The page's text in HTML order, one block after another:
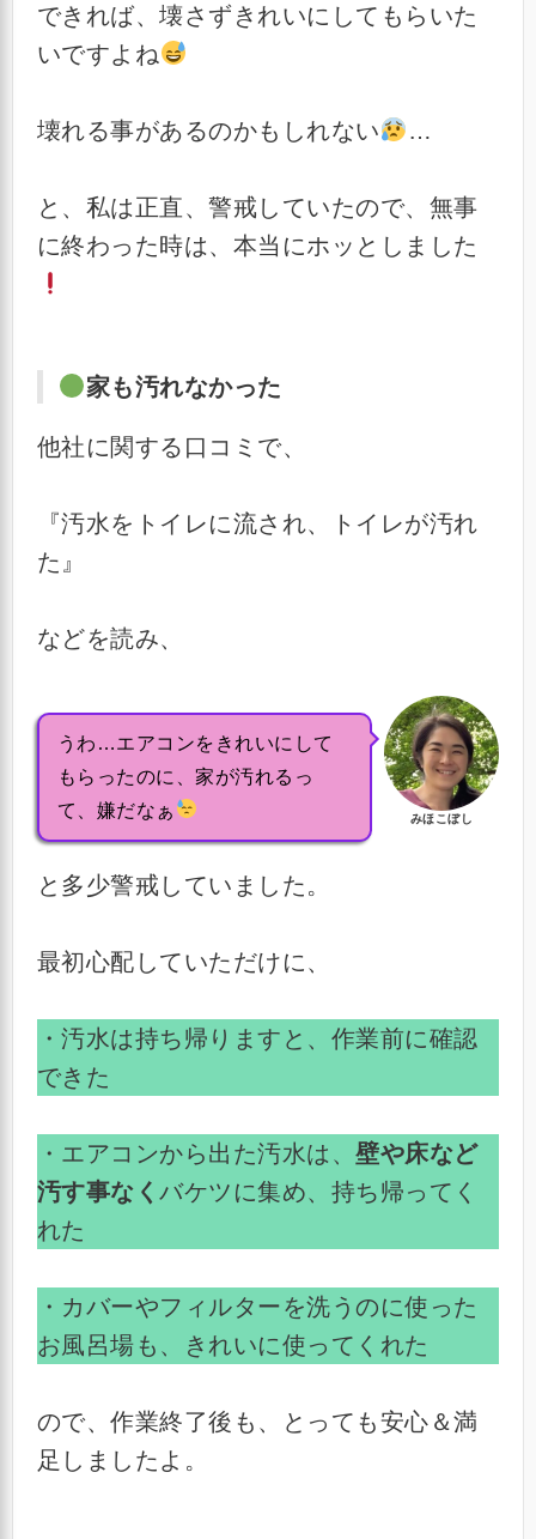
できれば、壊さずきれいにしてもらいた
いですよね
壊れる事があるのかもしれない …
と、私は正直、警戒していたので、無事
に終わった時は、本当にホッとしました
家も汚れなかった
他社に関する口コミで、
『汚水をトイレに流され、トイレが汚れ
た』
などを読み、
うわ…エアコンをきれいにして
もらったのに、家が汚れるっ
て、嫌だなぁ
みほこぼし
と多少警戒していました。
最初心配していただけに、
・汚水は持ち帰りますと、作業前に確認
できた
・エアコンから出た汚水は、壁や床など
汚す事なくバケツに集め、持ち帰ってく
れた
・カバーやフィルターを洗うのに使った
お風呂場も、きれいに使ってくれた
ので、作業終了後も、とっても安心＆満
足しましたよ。